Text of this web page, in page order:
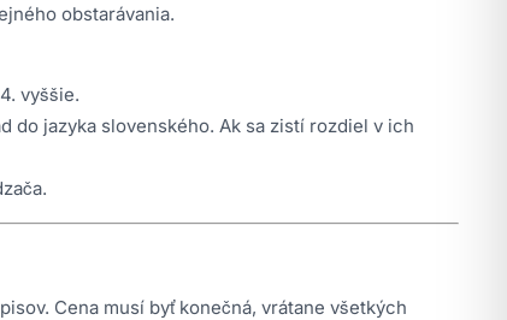
obstarávania.
vyššie.
do jazyka slovenského. Ak sa zistí rozdiel v ich
Cena musí byť konečná, vrátane všetkých